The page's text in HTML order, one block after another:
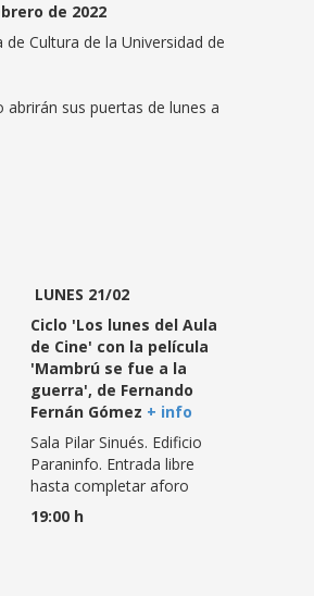
de 2022
Cultura de la Universidad de
abrirán sus puertas de lunes a
LUNES 21/02
Ciclo 'Los lunes del Aula
de Cine' con la película
'Mambrú se fue a la
guerra', de Fernando
Fernán Gómez + info
Sala Pilar Sinués. Edificio
Paraninfo. Entrada libre
hasta completar aforo
19:00 h